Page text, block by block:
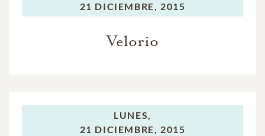
21 DICIEMBRE, 2015
Velorio
LUNES,
21 DICIEMBRE, 2015